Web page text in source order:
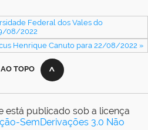
Federal dos Vales do
08/2022
Henrique Canuto para 22/08/2022 »
TOPO
está publicado sob a licença
SemDerivações 3.0 Não